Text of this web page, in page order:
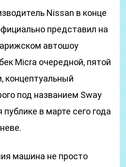
Nissan в конце
представил на
автошоу
Micra очередной, пятой
концептуальный
под названием Sway
в марте сего года
машина не просто